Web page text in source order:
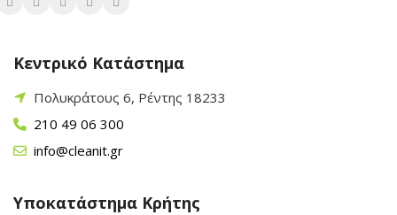
Κεντρικό Κατάστημα
Πολυκράτους 6, Ρέντης 18233
210 49 06 300
info@cleanit.gr
Υποκατάστημα Κρήτης